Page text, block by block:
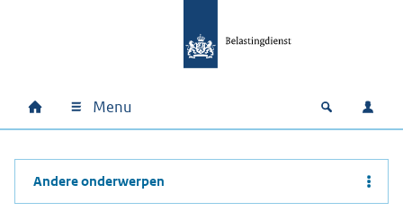
Hoofdnavigatie
Home Menu Open
Andere onderwerpen